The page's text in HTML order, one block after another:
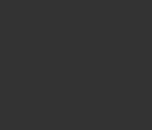
CORPORAL BEAUTE